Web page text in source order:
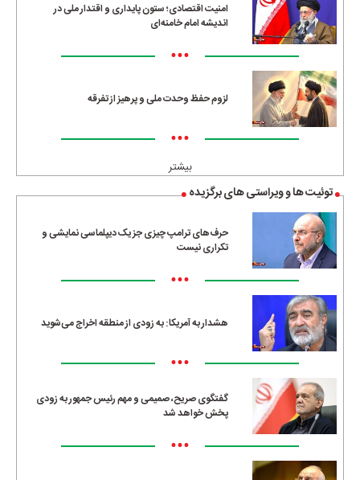
امنیت اقتصادی؛ ستون پایداری و اقتدار ملی در
اندیشه امام خامنه‌ای
•••
لزوم حفظ وحدت ملی و پرهیز از تفرقه
•••
بیشتر
توئیت ها و ویراستی های برگزیده
حرف‌های ترامپ چیزی جز یک دیپلماسی نمایشی و
تکراری نیست
•••
هشدار به آمریکا: به زودی از منطقه اخراج می‌شوید
•••
گفتگوی صریح، صمیمی و مهم رئیس جمهور به زودی
پخش خواهد شد
•••